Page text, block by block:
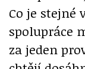
Co je stejné
spolupráce
za jeden